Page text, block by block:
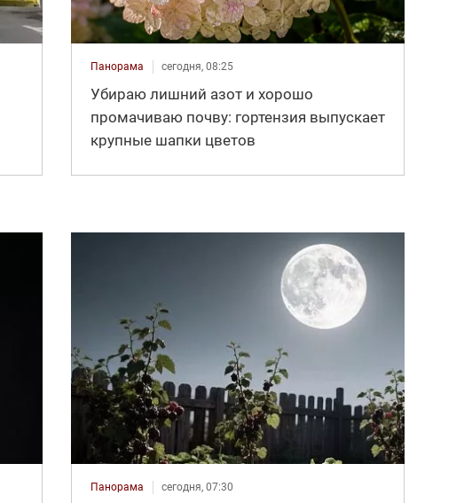
Панорама сегодня, 08:25
Убираю лишний азот и хорошо
промачиваю почву: гортензия выпускает
крупные шапки цветов
Панорама сегодня, 07:30